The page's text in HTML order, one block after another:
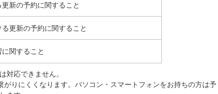
新の予約に関すること
更新の予約に関すること
関すること
対応できません。
がりにくくなります。パソコン・スマートフォンをお持ちの方は予